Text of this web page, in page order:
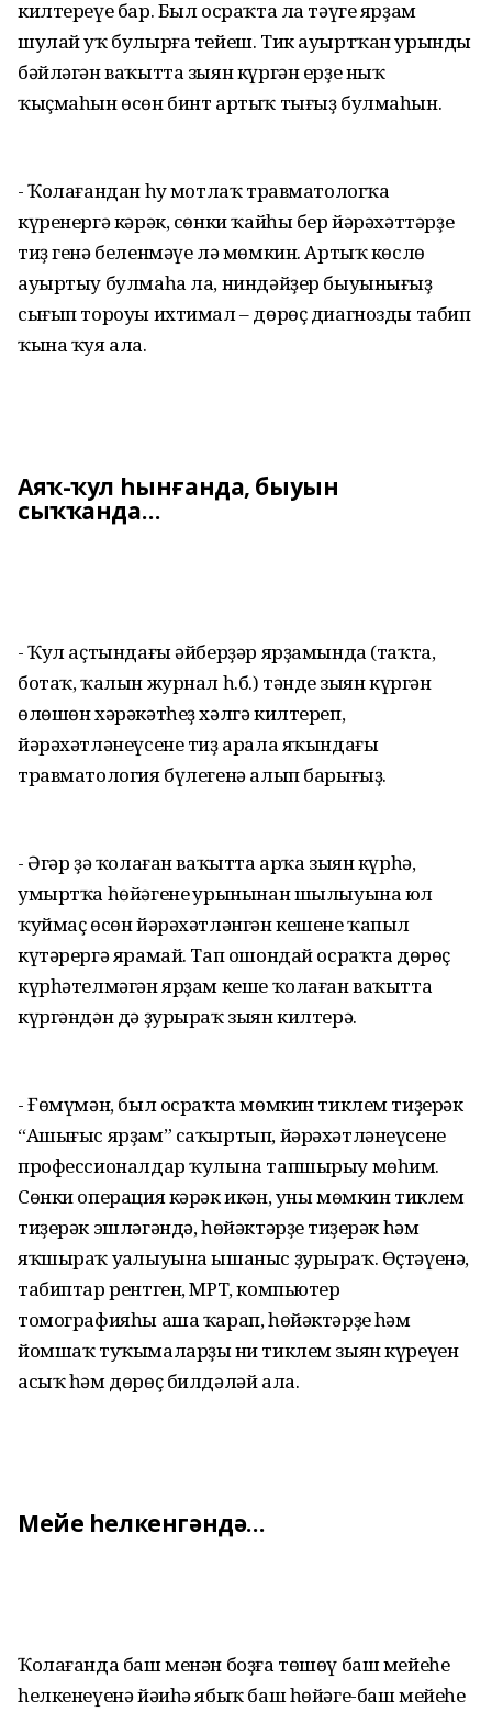
килтереүе бар. Был осраҡта ла тәүге ярҙам
шулай уҡ булырға тейеш. Тик ауырт­ҡан урынды
бәйләгән ваҡытта зыян күргән ерҙе ныҡ
ҡыҫмаһын өсөн бинт артыҡ тығыҙ булмаһын.
- Ҡолағандан һуң мотлаҡ травматолог­ҡа
күренергә кәрәк, сөнки ҡайһы бер йәрәхәттәрҙең
тиҙ генә беленмәүе лә мөмкин. Артыҡ көслө
ауыртыу булмаһа ла, ниндәйҙер быуынығыҙ
сығып тороуы ихтимал – дөрөҫ диагнозды табип
ҡына ҡуя ала.
Аяҡ-ҡул һынғанда, быуын
сыҡҡанда…
- Ҡул аҫтындағы әйберҙәр ярҙамында (таҡта,
ботаҡ, ҡалын журнал һ.б.) тәндең зыян күргән
өлөшөн хәрәкәтһеҙ хәлгә килтереп,
йәрәхәтләнеүсене тиҙ арала яҡындағы
травматология бүлегенә алып барығыҙ.
- Әгәр ҙә ҡолаған ваҡытта арҡа зыян күрһә,
умыртҡа һөйәгенең урынынан шылыуына юл
ҡуймаҫ өсөн йәрәхәтләнгән кешене ҡапыл
күтәрергә ярамай. Тап ошондай осраҡта дөрөҫ
күрһәтелмәгән ярҙам кеше ҡолаған ваҡытта
күргәндән дә ҙурыраҡ зыян килтерә.
- Ғөмүмән, был осраҡта мөмкин тиклем тиҙерәк
“Ашығыс ярҙам” саҡыртып, йәрәхәтләнеүсене
профессионалдар ҡулына тапшырыу мөһим.
Сөнки операция кәрәк икән, уны мөмкин тиклем
тиҙерәк эшләгәндә, һөйәктәрҙең тиҙерәк һәм
яҡшыраҡ уңалыуына ышаныс ҙурыраҡ. Өҫтәүенә,
табиптар рентген, МРТ, компьютер
томографияһы аша ҡарап, һөйәктәрҙең һәм
йомшаҡ туҡымаларҙың ни тиклем зыян күреүен
асыҡ һәм дөрөҫ билдәләй ала.
Мейе һелкенгәндә…
Ҡолағанда баш менән боҙға төшөү баш мейеһе
һелкенеүенә йәиһә ябыҡ баш һөйәге-баш мейеһе